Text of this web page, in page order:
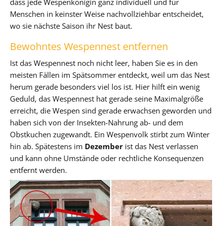
Menschen in keinster Weise nachvollziehbar entscheidet,
wo sie nächste Saison ihr Nest baut.
Bewohntes Wespennest entfernen
Ist das Wespennest noch nicht leer, haben Sie es in den
meisten Fällen im Spätsommer entdeckt, weil um das Nest
herum gerade besonders viel los ist. Hier hilft ein wenig
Geduld, das Wespennest hat gerade seine Maximalgröße
erreicht, die Wespen sind gerade erwachsen geworden und
haben sich von der Insekten-Nahrung ab- und dem
Obstkuchen zugewandt. Ein Wespenvolk stirbt zum Winter
hin ab. Spätestens im Dezember ist das Nest verlassen
und kann ohne Umstände oder rechtliche Konsequenzen
entfernt werden.